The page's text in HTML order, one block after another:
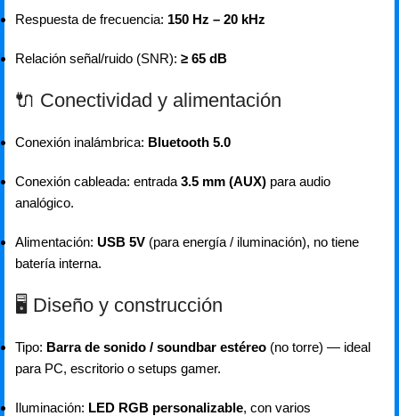
Respuesta de frecuencia: 150 Hz – 20 kHz
Relación señal/ruido (SNR): ≥ 65 dB
🔌 Conectividad y alimentación
Conexión inalámbrica: Bluetooth 5.0
Conexión cableada: entrada 3.5 mm (AUX) para audio
analógico.
Alimentación: USB 5V (para energía / iluminación), no tiene
batería interna.
🖥️ Diseño y construcción
Tipo: Barra de sonido / soundbar estéreo (no torre) — ideal
para PC, escritorio o setups gamer.
Iluminación: LED RGB personalizable, con varios